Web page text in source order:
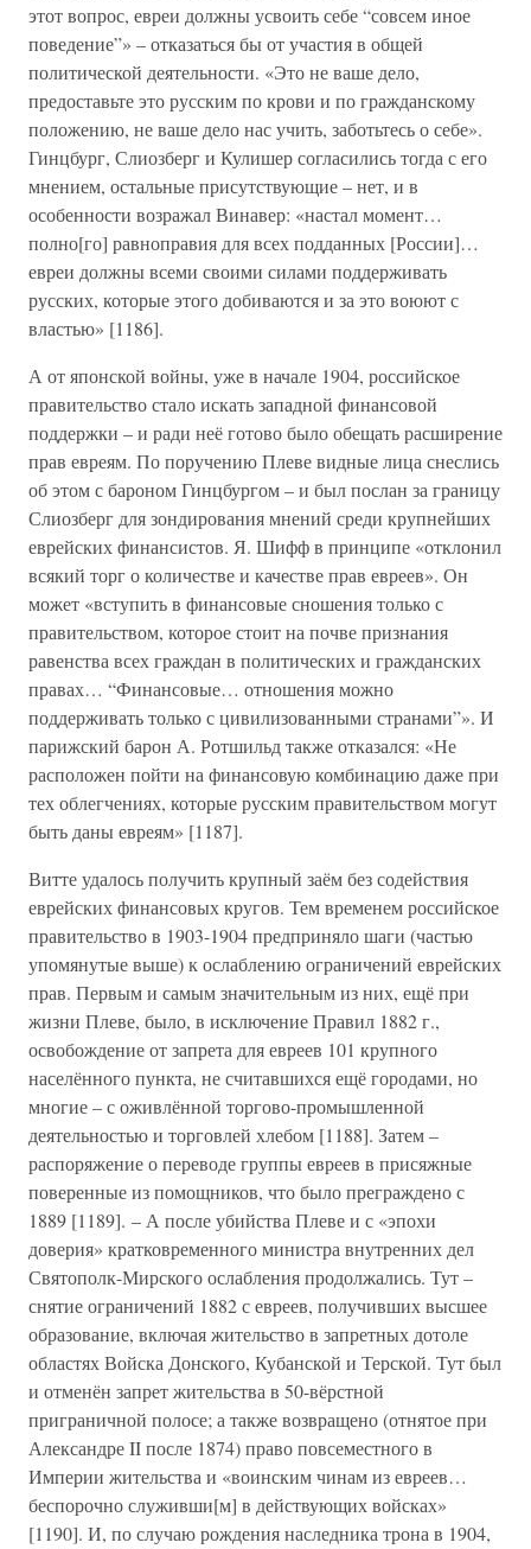
этот вопрос, евреи должны усвоить себе “совсем иное
поведение”» – отказаться бы от участия в общей
политической деятельности. «Это не ваше дело,
предоставьте это русским по крови и по гражданскому
положению, не ваше дело нас учить, заботьтесь о себе».
Гинцбург, Слиозберг и Кулишер согласились тогда с его
мнением, остальные присутствующие – нет, и в
особенности возражал Винавер: «настал момент…
полно[го] равноправия для всех подданных [России]…
евреи должны всеми своими силами поддерживать
русских, которые этого добиваются и за это воюют с
властью» [1186].
А от японской войны, уже в начале 1904, российское
правительство стало искать западной финансовой
поддержки – и ради неё готово было обещать расширение
прав евреям. По поручению Плеве видные лица снеслись
об этом с бароном Гинцбургом – и был послан за границу
Слиозберг для зондирования мнений среди крупнейших
еврейских финансистов. Я. Шифф в принципе «отклонил
всякий торг о количестве и качестве прав евреев». Он
может «вступить в финансовые сношения только с
правительством, которое стоит на почве признания
равенства всех граждан в политических и гражданских
правах… “Финансовые… отношения можно
поддерживать только с цивилизованными странами”». И
парижский барон А. Ротшильд также отказался: «Не
расположен пойти на финансовую комбинацию даже при
тех облегчениях, которые русским правительством могут
быть даны евреям» [1187].
Витте удалось получить крупный заём без содействия
еврейских финансовых кругов. Тем временем российское
правительство в 1903-1904 предприняло шаги (частью
упомянутые выше) к ослаблению ограничений еврейских
прав. Первым и самым значительным из них, ещё при
жизни Плеве, было, в исключение Правил 1882 г.,
освобождение от запрета для евреев 101 крупного
населённого пункта, не считавшихся ещё городами, но
многие – с оживлённой торгово-промышленной
деятельностью и торговлей хлебом [1188]. Затем –
распоряжение о переводе группы евреев в присяжные
поверенные из помощников, что было преграждено с
1889 [1189]. – А после убийства Плеве и с «эпохи
доверия» кратковременного министра внутренних дел
Святополк-Мирского ослабления продолжались. Тут –
снятие ограничений 1882 с евреев, получивших высшее
образование, включая жительство в запретных дотоле
областях Войска Донского, Кубанской и Терской. Тут был
и отменён запрет жительства в 50-вёрстной
приграничной полосе; а также возвращено (отнятое при
Александре II после 1874) право повсеместного в
Империи жительства и «воинским чинам из евреев…
беспорочно служивши[м] в действующих войсках»
[1190]. И, по случаю рождения наследника трона в 1904,